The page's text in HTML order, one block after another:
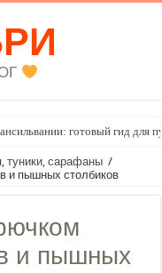
готовый гид для
туники, сарафаны /
и пышных столбиков
и пышных